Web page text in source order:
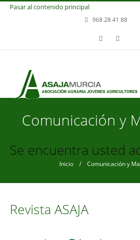
Pasar al contenido principal
968 28 41 88
Comunicación y
Se encuentra usted
Inicio/ Comunicación y
Revista ASAJA